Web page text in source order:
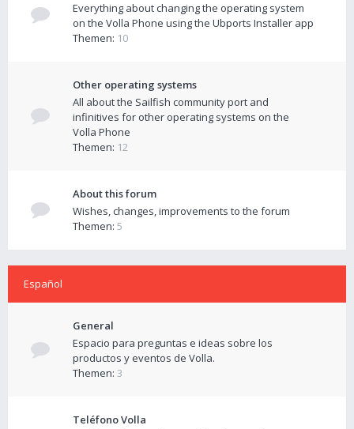
Everything about changing the operating system
on the Volla Phone using the Ubports Installer app
Themen: 10
Other operating systems
All about the Sailfish community port and
infinitives for other operating systems on the
Volla Phone
Themen: 12
About this forum
Wishes, changes, improvements to the forum
Themen: 5
Español
General
Espacio para preguntas e ideas sobre los
productos y eventos de Volla.
Themen: 3
Teléfono Volla